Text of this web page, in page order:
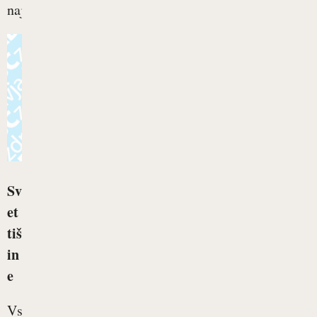
največji...
Sv
et
tiš
in
e
Vsaka